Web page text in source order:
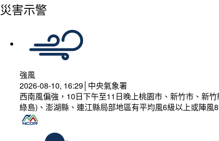
災害示警
強風
2026-08-10, 16:29│中央氣象署
西南風偏強，10日下午至11日晚上桃園市、新竹市、新
綠島)、澎湖縣、連江縣局部地區有平均風6級以上或陣